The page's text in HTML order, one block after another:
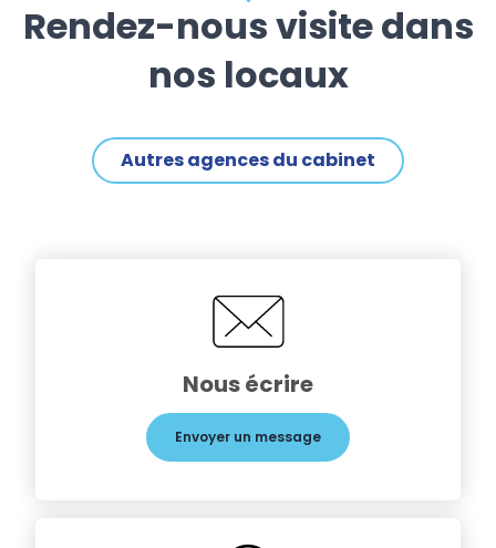
Rendez-nous visite dans
nos locaux
Autres agences du cabinet
Nous écrire
Envoyer un message